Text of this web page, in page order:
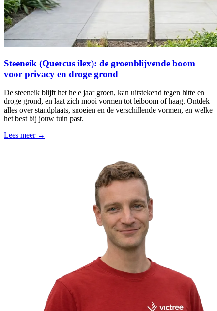
Steeneik (Quercus ilex): de groenblijvende boom
voor privacy en droge grond
De steeneik blijft het hele jaar groen, kan uitstekend tegen hitte en
droge grond, en laat zich mooi vormen tot leiboom of haag. Ontdek
alles over standplaats, snoeien en de verschillende vormen, en welke
het best bij jouw tuin past.
Lees meer →